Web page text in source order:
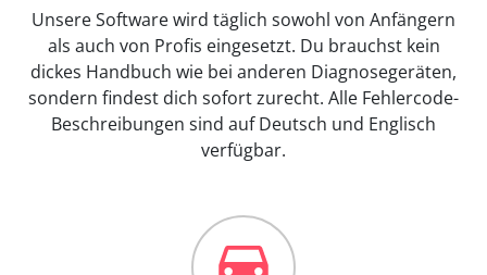
Unsere Software wird täglich sowohl von Anfängern
als auch von Profis eingesetzt. Du brauchst kein
dickes Handbuch wie bei anderen Diagnosegeräten,
sondern findest dich sofort zurecht. Alle Fehlercode-
Beschreibungen sind auf Deutsch und Englisch
verfügbar.